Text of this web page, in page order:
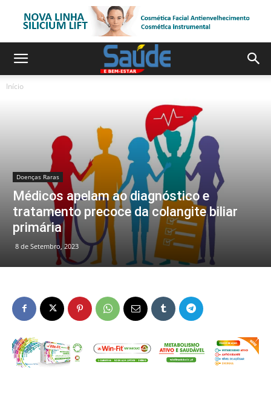
Início
Doenças Raras
Médicos apelam ao diagnóstico e
tratamento precoce da colangite biliar
primária
8 de Setembro, 2023